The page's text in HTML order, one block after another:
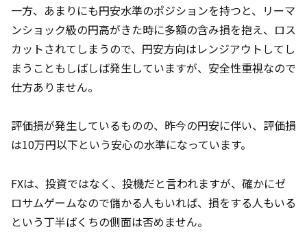
一方、あまりにも円安水準のポジションを持つと、リーマ
ンショック級の円高がきた時に多額の含み損を抱え、ロス
カットされてしまうので、円安方向はレンジアウトしてし
まうこともしばしば発生していますが、安全性重視なので
仕方ありません。
評価損が発生しているものの、昨今の円安に伴い、評価損
は10万円以下という安心の水準になっています。
FXは、投資ではなく、投機だと言われますが、確かにゼ
ロサムゲームなので儲かる人もいれば、損をする人もいる
という丁半ばくちの側面は否めません。